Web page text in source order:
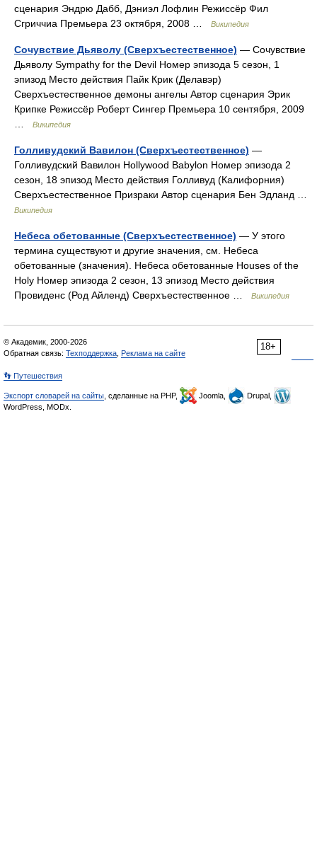
сценария Эндрю Дабб, Дэниэл Лофлин Режиссёр Фил
Сгриччиа Премьера 23 октября, 2008 …
Википедия
Сочувствие Дьяволу (Сверхъестественное) — Сочувствие
Дьяволу Sympathy for the Devil Номер эпизода 5 сезон, 1
эпизод Место действия Пайк Крик (Делавэр)
Сверхъестественное демоны ангелы Автор сценария Эрик
Крипке Режиссёр Роберт Сингер Премьера 10 сентября, 2009
Википедия
Голливудский Вавилон (Сверхъестественное) —
Голливудский Вавилон Hollywood Babylon Номер эпизода 2
сезон, 18 эпизод Место действия Голливуд (Калифорния)
Сверхъестественное Призраки Автор сценария Бен Эдланд …
Википедия
Небеса обетованные (Сверхъестественное) — У этого
термина существуют и другие значения, см. Небеса
обетованные (значения). Небеса обетованные Houses of the
Holy Номер эпизода 2 сезон, 13 эпизод Место действия
Провиденс (Род Айленд) Сверхъестественное …
Википедия
18+
© Академик, 2000-2026
Обратная связь: Техподдержка Реклама на сайте
👣 Путешествия
Экспорт словарей на сайты , сделанные на PHP, Joomla,
Drupal,
WordPress, MODx.